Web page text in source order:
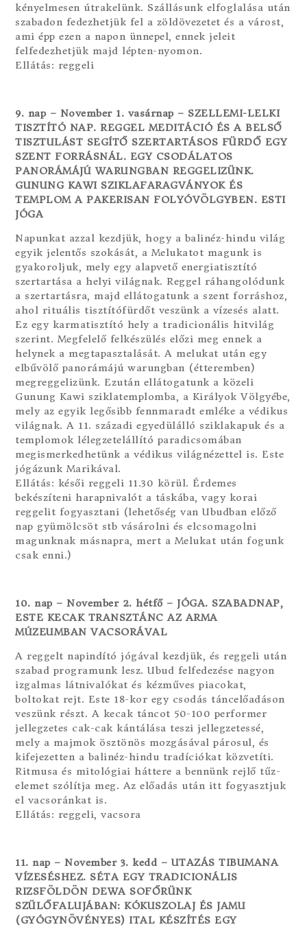
kényelmesen útrakelünk. Szállásunk elfoglalása után
szabadon fedezhetjük fel a zöldövezetet és a várost,
ami épp ezen a napon ünnepel, ennek jeleit
felfedezhetjük majd lépten-nyomon.
Ellátás: reggeli
9. nap – November 1. vasárnap – SZELLEMI-LELKI
TISZTÍTÓ NAP. REGGEL MEDITÁCIÓ ÉS A BELSŐ
TISZTULÁST SEGÍTŐ SZERTARTÁSOS FÜRDŐ EGY
SZENT FORRÁSNÁL. EGY CSODÁLATOS
PANORÁMÁJÚ WARUNGBAN REGGELIZÜNK.
GUNUNG KAWI SZIKLAFARAGVÁNYOK ÉS
TEMPLOM A PAKERISAN FOLYÓVÖLGYBEN. ESTI
JÓGA
Napunkat azzal kezdjük, hogy a balinéz-hindu világ
egyik jelentős szokását, a Melukatot magunk is
gyakoroljuk, mely egy alapvető energiatisztító
szertartása a helyi világnak. Reggel ráhangolódunk
a szertartásra, majd ellátogatunk a szent forráshoz,
ahol rituális tisztítófürdőt veszünk a vízesés alatt.
Ez egy karmatisztító hely a tradicionális hitvilág
szerint. Megfelelő felkészülés előzi meg ennek a
helynek a megtapasztalását. A melukat után egy
elbűvölő panorámájú warungban (étteremben)
megreggelizünk. Ezután ellátogatunk a közeli
Gunung Kawi sziklatemplomba, a Királyok Völgyébe,
mely az egyik legősibb fennmaradt emléke a védikus
világnak. A 11. századi egyedülálló sziklakapuk és a
templomok lélegzetelállító paradicsomában
megismerkedhetünk a védikus világnézettel is. Este
jógázunk Marikával.
Ellátás: késői reggeli 11.30 körül. Érdemes
bekészíteni harapnivalót a táskába, vagy korai
reggelit fogyasztani (lehetőség van Ubudban előző
nap gyümölcsöt stb vásárolni és elcsomagolni
magunknak másnapra, mert a Melukat után fogunk
csak enni.)
10. nap – November 2. hétfő – JÓGA. SZABADNAP,
ESTE KECAK TRANSZTÁNC AZ ARMA
MÚZEUMBAN VACSORÁVAL
A reggelt napindító jógával kezdjük, és reggeli után
szabad programunk lesz. Ubud felfedezése nagyon
izgalmas látnivalókat és kézműves piacokat,
boltokat rejt. Este 18-kor egy csodás táncelőadáson
veszünk részt. A kecak táncot 50-100 performer
jellegzetes cak-cak kántálása teszi jellegzetessé,
mely a majmok ösztönös mozgásával párosul, és
kifejezetten a balinéz-hindu tradíciókat közvetíti.
Ritmusa és mitológiai háttere a bennünk rejlő tűz-
elemet szólítja meg. Az előadás után itt fogyasztjuk
el vacsoránkat is.
Ellátás: reggeli, vacsora
11. nap – November 3. kedd – UTAZÁS TIBUMANA
VÍZESÉSHEZ. SÉTA EGY TRADICIONÁLIS
RIZSFÖLDÖN DEWA SOFŐRÜNK
SZÜLŐFALUJÁBAN: KÓKUSZOLAJ ÉS JAMU
(GYÓGYNÖVÉNYES) ITAL KÉSZÍTÉS EGY